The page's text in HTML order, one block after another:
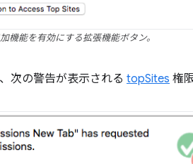
機能を有効にする拡張機能ボタン。
次の警告が表示される topSites 権